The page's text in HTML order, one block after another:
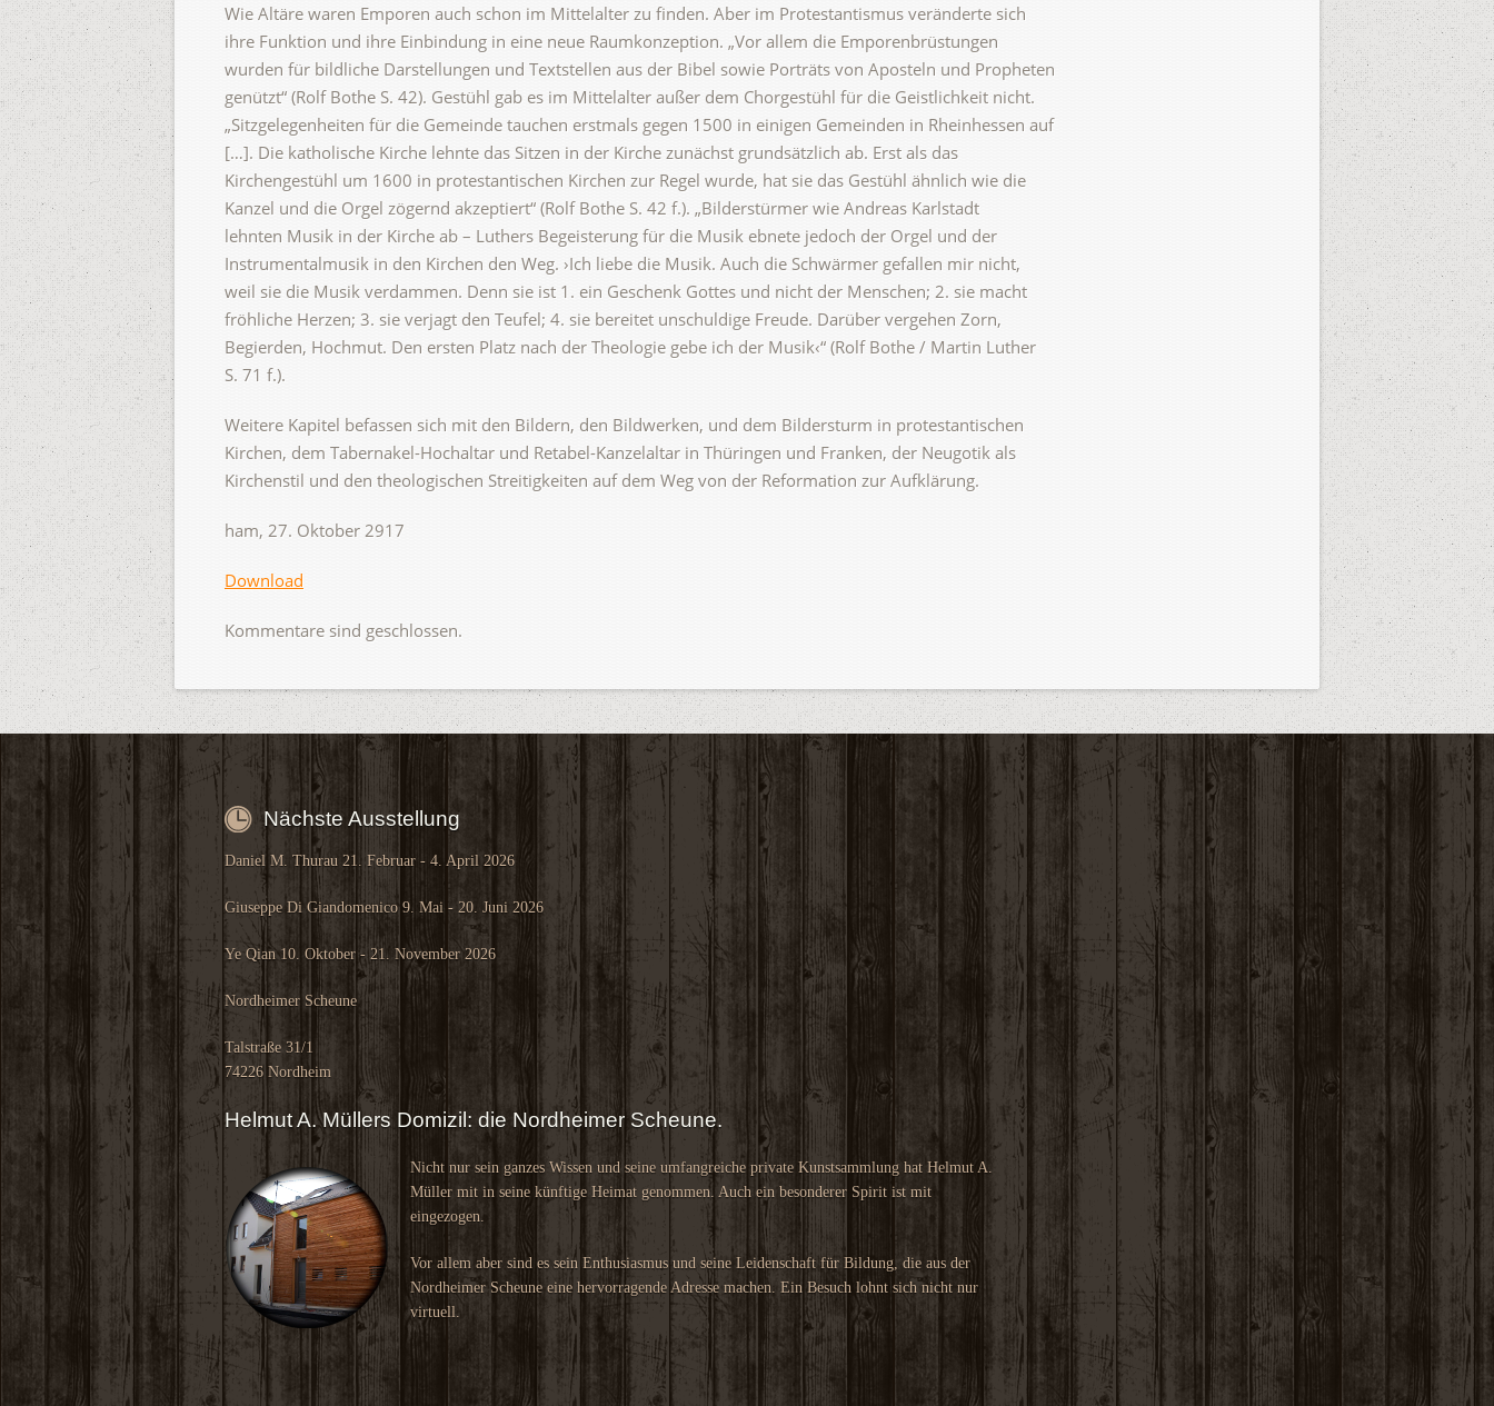
Wie Altäre waren Emporen auch schon im Mittelalter zu finden. Aber im Protestantismus veränderte sich
ihre Funktion und ihre Einbindung in eine neue Raumkonzeption. „Vor allem die Emporenbrüstungen
wurden für bildliche Darstellungen und Textstellen aus der Bibel sowie Porträts von Aposteln und Propheten
genützt“ (Rolf Bothe S. 42). Gestühl gab es im Mittelalter außer dem Chorgestühl für die Geistlichkeit nicht.
„Sitzgelegenheiten für die Gemeinde tauchen erstmals gegen 1500 in einigen Gemeinden in Rheinhessen auf
[…]. Die katholische Kirche lehnte das Sitzen in der Kirche zunächst grundsätzlich ab. Erst als das
Kirchengestühl um 1600 in protestantischen Kirchen zur Regel wurde, hat sie das Gestühl ähnlich wie die
Kanzel und die Orgel zögernd akzeptiert“ (Rolf Bothe S. 42 f.). „Bilderstürmer wie Andreas Karlstadt
lehnten Musik in der Kirche ab – Luthers Begeisterung für die Musik ebnete jedoch der Orgel und der
Instrumentalmusik in den Kirchen den Weg. ›Ich liebe die Musik. Auch die Schwärmer gefallen mir nicht,
weil sie die Musik verdammen. Denn sie ist 1. ein Geschenk Gottes und nicht der Menschen; 2. sie macht
fröhliche Herzen; 3. sie verjagt den Teufel; 4. sie bereitet unschuldige Freude. Darüber vergehen Zorn,
Begierden, Hochmut. Den ersten Platz nach der Theologie gebe ich der Musik‹“ (Rolf Bothe / Martin Luther
S. 71 f.).
Weitere Kapitel befassen sich mit den Bildern, den Bildwerken, und dem Bildersturm in protestantischen
Kirchen, dem Tabernakel-Hochaltar und Retabel-Kanzelaltar in Thüringen und Franken, der Neugotik als
Kirchenstil und den theologischen Streitigkeiten auf dem Weg von der Reformation zur Aufklärung.
ham, 27. Oktober 2917
Download
Kommentare sind geschlossen.
Nächste Ausstellung
Daniel M. Thurau 21. Februar - 4. April 2026
Giuseppe Di Giandomenico 9. Mai - 20. Juni 2026
Ye Qian 10. Oktober - 21. November 2026
Nordheimer Scheune
Talstraße 31/1
74226 Nordheim
Helmut A. Müllers Domizil: die Nordheimer Scheune.
Nicht nur sein ganzes Wissen und seine umfangreiche private Kunstsammlung hat Helmut A.
Müller mit in seine künftige Heimat genommen. Auch ein besonderer Spirit ist mit
eingezogen.
Vor allem aber sind es sein Enthusiasmus und seine Leidenschaft für Bildung, die aus der
Nordheimer Scheune eine hervorragende Adresse machen. Ein Besuch lohnt sich nicht nur
virtuell.